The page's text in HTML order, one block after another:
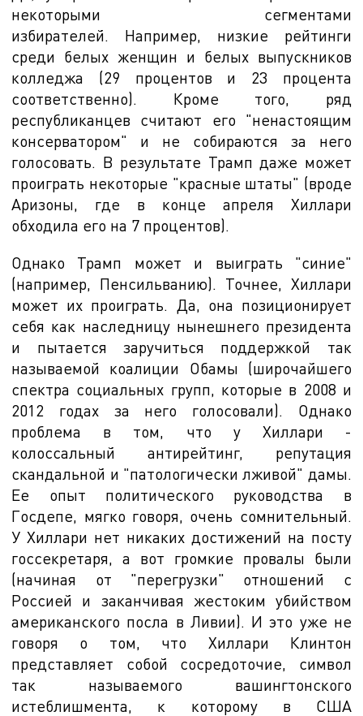
некоторыми сегментами
избирателей.
Например, низкие рейтинги
среди белых женщин и белых выпускников
колледжа (29 процентов и 23 процента
соответственно). Кроме того, ряд
республиканцев считают его "ненастоящим
консерватором" и не собираются за него
голосовать. В результате Трамп даже может
проиграть некоторые "красные штаты" (вроде
Аризоны, где в конце апреля Хиллари
обходила его на 7 процентов).
Однако Трамп может и выиграть "синие"
(например, Пенсильванию). Точнее, Хиллари
может их проиграть. Да, она позиционирует
себя как наследницу нынешнего президента
и пытается заручиться поддержкой так
называемой коалиции Обамы (широчайшего
спектра социальных групп, которые в 2008 и
2012 годах за него голосовали). Однако
проблема в том, что у Хиллари -
колоссальный антирейтинг,
репутация
скандальной и "патологически лживой" дамы.
Ее опыт политического руководства в
Госдепе, мягко говоря, очень сомнительный.
У Хиллари нет никаких достижений на посту
госсекретаря, а вот громкие провалы были
(начиная от "перегрузки" отношений с
Россией и заканчивая жестоким убийством
американского посла в Ливии). И это уже не
говоря о том, что Хиллари Клинтон
представляет собой сосредоточие, символ
так называемого вашингтонского
истеблишмента, к которому в США